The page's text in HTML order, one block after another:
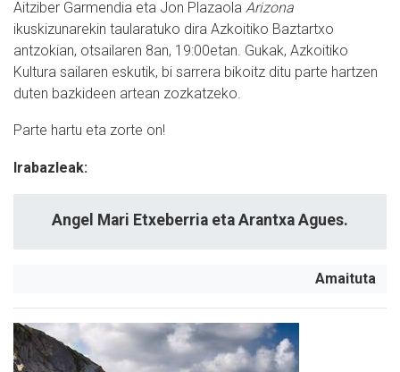
Aitziber Garmendia eta Jon Plazaola Arizona
ikuskizunarekin taularatuko dira Azkoitiko Baztartxo
antzokian, otsailaren 8an, 19:00etan. Gukak, Azkoitiko
Kultura sailaren eskutik, bi sarrera bikoitz ditu parte hartzen
duten bazkideen artean zozkatzeko.
Parte hartu eta zorte on!
Irabazleak:
Angel Mari Etxeberria eta Arantxa Agues.
Amaituta